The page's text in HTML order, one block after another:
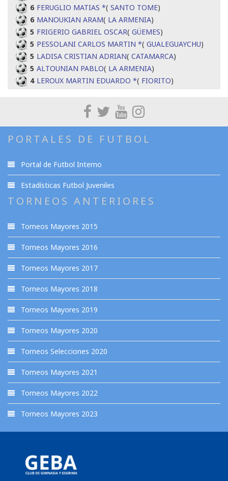
6 FERUGLIO MATIAS *( SANTO TOME)
6 MANOUKIAN ARAM( LA ARMENIA)
5 FRIGERIO GABRIEL OSCAR( GÜEMES)
5 PESSOLANI CARLOS MARTIN *( GUALEGUAYCHU)
5 LADISA CRISTIAN ADRIAN( CATAMARCA)
5 ALTOUNIAN PABLO( LA ARMENIA)
4 LEROUX MARTIN EDUARDO *( FIORITO)
PORTALES DE FUTBOL
Portal de Futbol Interno
Estadísticas Futbol Juveniles
TORNEOS ANTERIORES
Torneos Mayores 2015
Torneos Mayores 2016
Torneos Mayores 2017
Torneos Mayores 2018
Torneos Mayores 2019
Torneos Mayores 2020
Torneos Selecciones 2020
Torneos Mayores 2021
Torneos Mayores 2022
Torneos Mayores 2023